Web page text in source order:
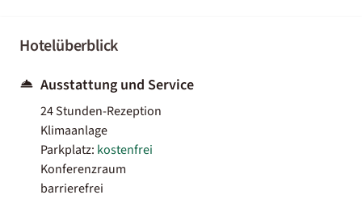
Hotelüberblick
Ausstattung und Service
24 Stunden-Rezeption
Klimaanlage
Parkplatz: kostenfrei
Konferenzraum
barrierefrei